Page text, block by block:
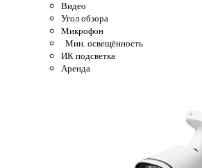
Видео
Угол обзора
Микрофон
Мин. освещённость
ИК подсветка
Аренда